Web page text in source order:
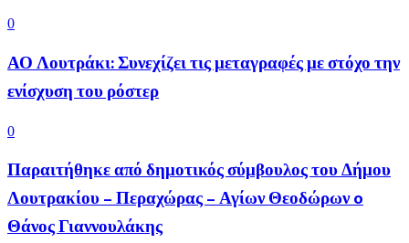
0
ΑΟ Λουτράκι: Συνεχίζει τις μεταγραφές με στόχο την
ενίσχυση του ρόστερ
0
Παραιτήθηκε από δημοτικός σύμβουλος του Δήμου
Λουτρακίου – Περαχώρας – Αγίων Θεοδώρων o
Θάνος Γιαννουλάκης